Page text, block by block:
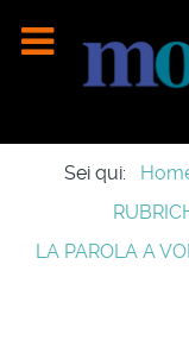
Sei qui:
LA PAROLA A VOI